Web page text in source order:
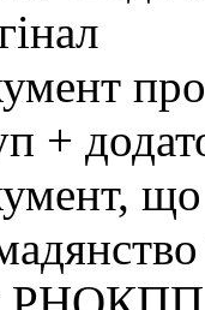
про
+
що